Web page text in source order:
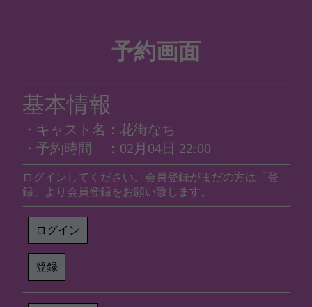
予約画面
基本情報
・キャスト名：花街なち
・予約時間 ：02月04日 22:00
ログインしてください。会員登録がまだの方は「登
録」より会員登録をお願い致します。
ログイン
登録